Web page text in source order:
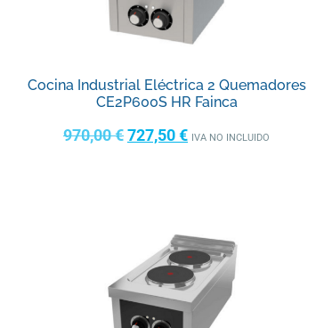
Cocina Industrial Eléctrica 2 Quemadores
CE2P600S HR Fainca
970,00€727,50€ IVA NO INCLUIDO